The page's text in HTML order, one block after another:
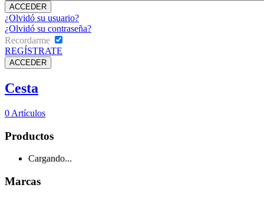
¿Olvidó su usuario?
¿Olvidó su contraseña?
Recordarme
REGÍSTRATE
Cesta
0 Artículos
Productos
Cargando...
Marcas